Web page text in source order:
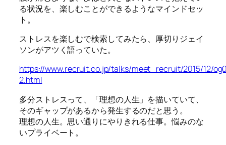
る状況を、楽しむことができるようなマインドセッ
ト。
ストレスを楽しむで検索してみたら、厚切りジェイ
ソンがアツく語っていた。
https://www.recruit.co.jp/talks/meet_recruit/2015/12/
2.html
多分ストレスって、「理想の人生」を描いていて、
そのギャップがあるから発生するのだと思う。
理想の人生。思い通りにやりきれる仕事。悩みのな
いプライベート。